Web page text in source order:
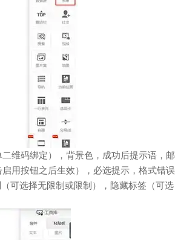
维码绑定），背景色，成功后提示语，邮
用按钮之后生效），必选提示，格式错误
可选择无限制或限制），隐藏标签（可选